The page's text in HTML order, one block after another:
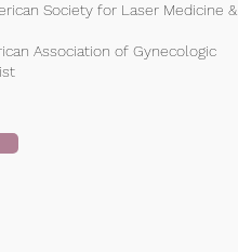
Society for Laser Medicine &
Association of Gynecologic